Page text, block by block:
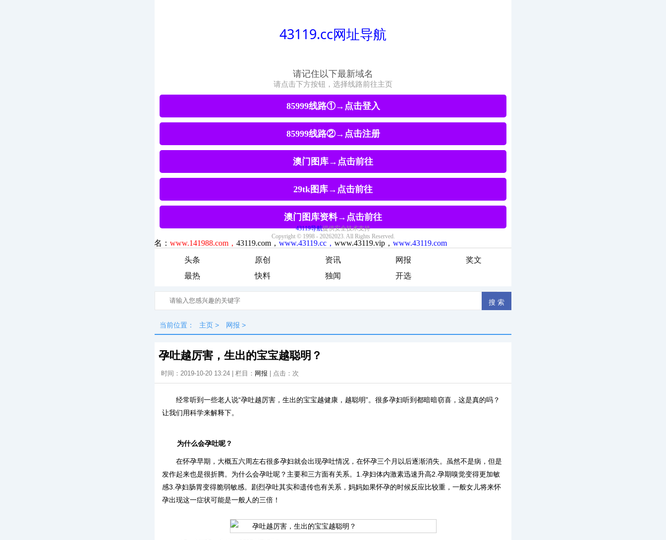
头条 原创 资讯 网报
奖文
最热
快料 独闻 开选
当前位置： 主页 > 网报 >
孕吐越厉害，生出的宝宝越聪明？
时间：2019-10-20 13:24 | 栏目： 网报 | 点击： 次
经常听到一些老人说“孕吐越厉害，生出的宝宝越健康，越聪明”。很多孕妇听到都暗暗窃喜，这是真的吗？
让我们用科学来解释下。
为什么会孕吐呢？
在怀孕早期，大概五六周左右很多孕妇就会出现孕吐情况，在怀孕三个月以后逐渐消失。虽然不是病，但是
发作起来也是很折腾。为什么会孕吐呢？主要和三方面有关系。1.孕妇体内激素迅速升高2.孕期嗅觉变得更加敏
感3.孕妇肠胃变得脆弱敏感。剧烈孕吐其实和遗传也有关系，妈妈如果怀孕的时候反应比较重，一般女儿将来怀
孕出现这一症状可能是一般人的三倍！